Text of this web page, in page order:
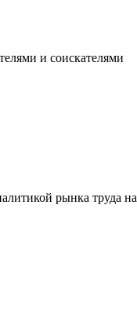
и соискателями
рынка труда на